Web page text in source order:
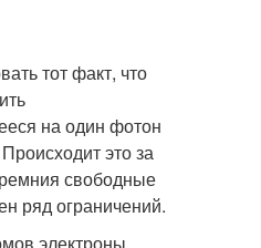
тот факт, что
на один фотон
это за
свободные
ряд ограничений.